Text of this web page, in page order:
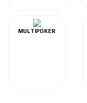
MULTIPOKER